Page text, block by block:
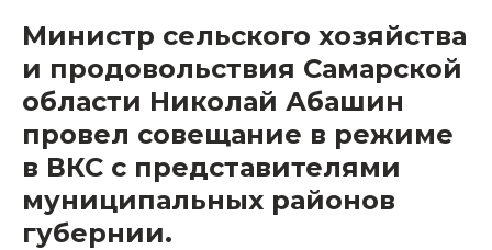
Министр сельского хозяйства
и продовольствия Самарской
области Николай Абашин
провел совещание в режиме
в ВКС с представителями
муниципальных районов
губернии.